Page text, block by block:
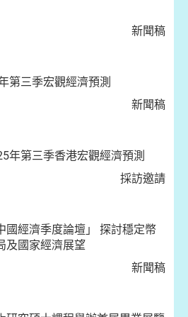
新聞稿
第三季宏觀經濟預測
新聞稿
年第三季香港宏觀經濟預測
採訪邀請
國經濟季度論壇」 探討穩定幣
及國家經濟展望
新聞稿